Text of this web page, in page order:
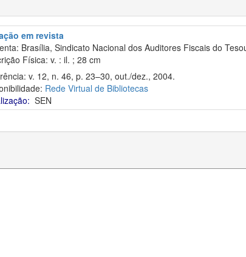
em revista
Brasília, Sindicato Nacional dos Auditores Fiscais do
Física: v. : il. ; 28 cm
v. 12, n. 46, p. 23–30, out./dez., 2004.
Rede Virtual de Bibliotecas
SEN